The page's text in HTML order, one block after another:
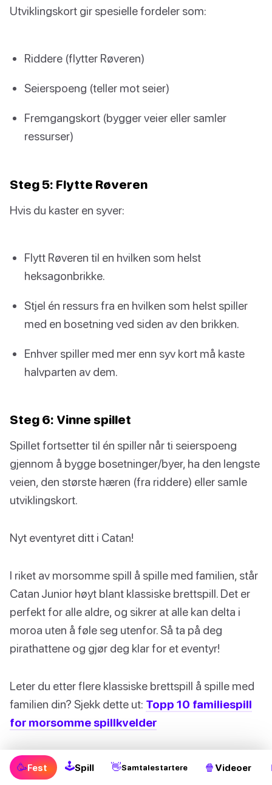
Utviklingskort gir spesielle fordeler som:
Riddere (flytter Røveren)
Seierspoeng (teller mot seier)
Fremgangskort (bygger veier eller samler
ressurser)
Steg 5: Flytte Røveren
Hvis du kaster en syver:
Flytt Røveren til en hvilken som helst
heksagonbrikke.
Stjel én ressurs fra en hvilken som helst spiller
med en bosetning ved siden av den brikken.
Enhver spiller med mer enn syv kort må kaste
halvparten av dem.
Steg 6: Vinne spillet
Spillet fortsetter til én spiller når ti seierspoeng
gjennom å bygge bosetninger/byer, ha den lengste
veien, den største hæren (fra riddere) eller samle
utviklingskort.
Nyt eventyret ditt i Catan!
I riket av morsomme spill å spille med familien, står
Catan Junior høyt blant klassiske brettspill. Det er
perfekt for alle aldre, og sikrer at alle kan delta i
moroa uten å føle seg utenfor. Så ta på deg
pirathattene og gjør deg klar for et eventyr!
Leter du etter flere klassiske brettspill å spille med
familien din? Sjekk dette ut: Topp 10 familiespill
for morsomme spillkvelder
6. Simon Sier
🥳Fest 🕹Spill 👋Samtalestartere 🍿 Videoer